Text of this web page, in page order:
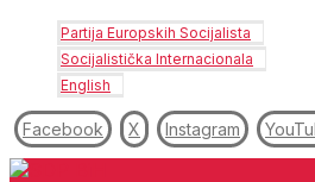
Partija Europskih Socijalista
Socijalistička Internacionala
English
Facebook X Instagram